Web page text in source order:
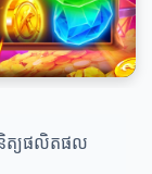
និត្យផលិតផល